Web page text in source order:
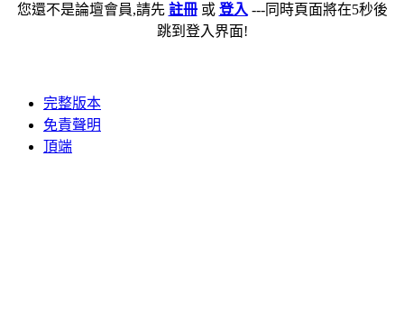
您還不是論壇會員,請先 註冊或 登入 ---同時頁面將在5秒後
跳到登入界面!
完整版本
免責聲明
頂端